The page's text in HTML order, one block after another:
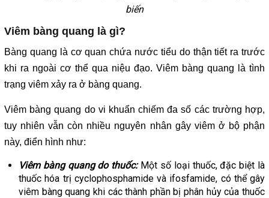
biến
Viêm bàng quang là gì?
Bàng quang là cơ quan chứa nước tiểu do thận tiết ra trước
khi ra ngoài cơ thể qua niệu đạo. Viêm bàng quang là tình
trạng viêm xảy ra ở bàng quang.
Viêm bàng quang do vi khuẩn chiếm đa số các trường hợp,
tuy nhiên vẫn còn nhiều nguyên nhân gây viêm ở bộ phận
này, điển hình như:
Viêm bàng quang do thuốc:Một số loại thuốc, đặc biệt là
thuốc hóa trị cyclophosphamide và ifosfamide, có thể gây
viêm bàng quang khi các thành phần bị phân hủy của thuốc